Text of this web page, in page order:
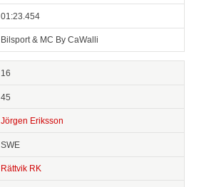
01:23.454
Bilsport & MC By CaWalli
16
45
Jörgen Eriksson
SWE
Rättvik RK